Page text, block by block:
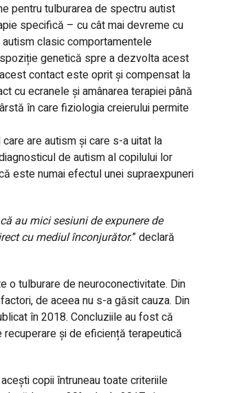
pentru tulburarea de spectru autist
specifică – cu cât mai devreme cu
autism clasic comportamentele
genetică spre a dezvolta acest
contact este oprit și compensat la
cu ecranele și amânarea terapiei până
în care fiziologia creierului permite
are autism și care s-a uitat la
de autism al copilului lor
este numai efectul unei supraexpuneri
au mici sesiuni de expunere de
cu mediul înconjurător.” declară
o tulburare de neuroconectivitate. Din
de aceea nu s-a găsit cauza. Din
în 2018. Concluziile au fost că
și de eficiență terapeutică
copii întruneau toate criteriile